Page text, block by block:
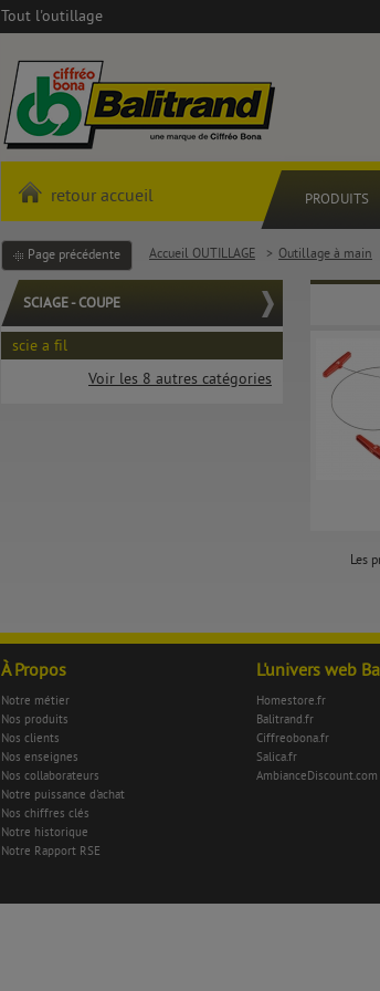
Tout l'outillage
retour accueil PRODUITS
Page précédente Accueil OUTILLAGE > Outillage à main
SCIAGE - COUPE
scie a fil
Voir les 8 autres catégories
Les
À Propos
Notre métier
Nos produits
Nos clients
Nos enseignes
Nos collaborateurs
Notre puissance d'achat
Nos chiffres clés
Notre historique
Notre Rapport RSE
L'univers web
Homestore.fr
Balitrand.fr
Ciffreobona.fr
Salica.fr
AmbianceDiscount.com